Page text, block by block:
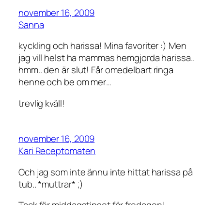
november 16, 2009
Sanna
kyckling och harissa! Mina favoriter :) Men
jag vill helst ha mammas hemgjorda harissa..
hmm.. den är slut! Får omedelbart ringa
henne och be om mer…
trevlig kväll!
november 16, 2009
Kari Receptomaten
Och jag som inte ännu inte hittat harissa på
tub.. *muttrar* ;)